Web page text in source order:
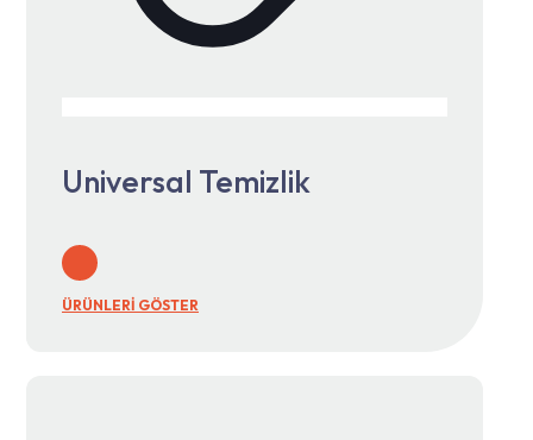
Universal Temizlik
ÜRÜNLERİ GÖSTER